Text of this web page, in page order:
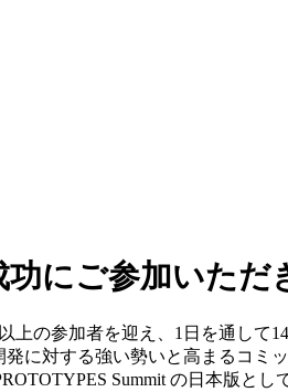
にご参加いた
上の参加者を迎え、1日を通し
に対する強い勢いと高まるコミ
Summit の日本版と